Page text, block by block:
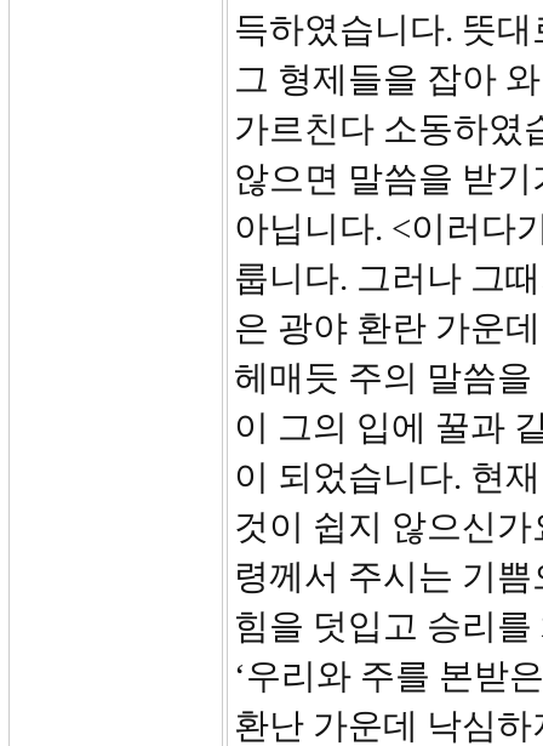
득하였습니다. 뜻
그 형제들을 잡아
가르친다 소동하였
않으면 말씀을 받
아닙니다. <이러다
룹니다. 그러나 그
은 광야 환란 가운
헤매듯 주의 말씀
이 그의 입에 꿀과
이 되었습니다. 현
것이 쉽지 않으신
령께서 주시는 기
힘을 덧입고 승리
‘우리와 주를 본받
환난 가운데 낙심